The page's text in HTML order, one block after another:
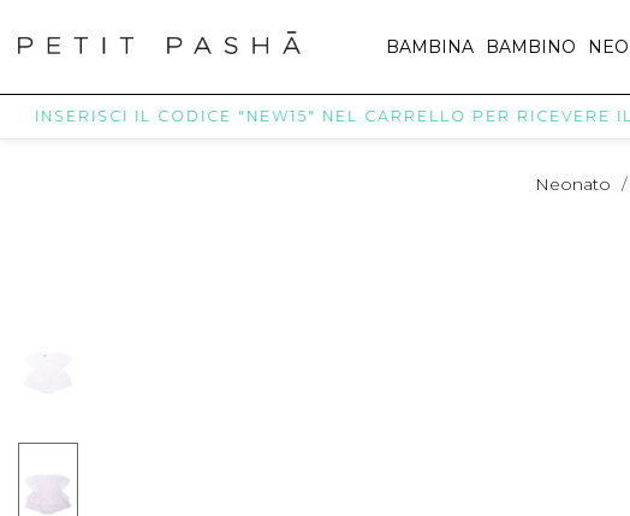
BAMBINA BAMBINO
INSERISCI IL CODICE "NEW15" NEL CARRELLO PER RICEVERE IL
Neonato /